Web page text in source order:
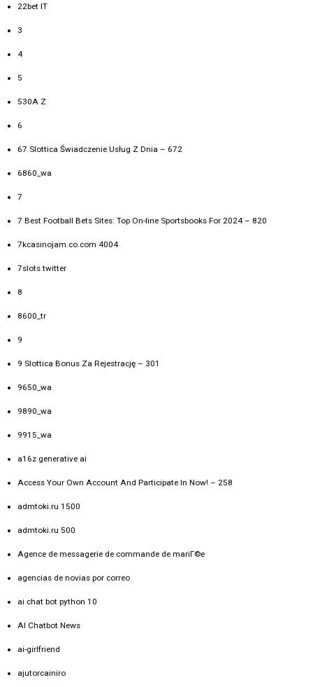
22bet IT
3
4
5
530A Z
6
67 Slottica Świadczenie Usług Z Dnia – 672
6860_wa
7
7 Best Football Bets Sites: Top On-line Sportsbooks For 2024 – 820
7kcasinojam.co.com 4004
7slots twitter
8
8600_tr
9
9 Slottica Bonus Za Rejestrację – 301
9650_wa
9890_wa
9915_wa
a16z generative ai
Access Your Own Account And Participate In Now! – 258
admtoki.ru 1500
admtoki.ru 500
Agence de messagerie de commande de mariГ©e
agencias de novias por correo
ai chat bot python 10
AI Chatbot News
ai-girlfriend
ajutorcainiro